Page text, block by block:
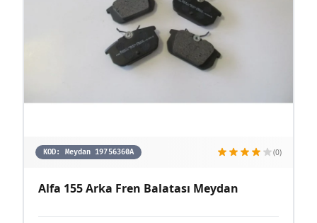
KOD: Meydan 19756360A (0)
Alfa 155 Arka Fren Balatası Meydan